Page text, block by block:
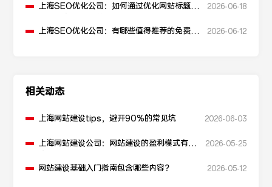
上海SEO优化公司：如何通过优化网站标题提
2026-06-18
上海SEO优化公司：有哪些值得推荐的免费
2026-06-12
相关动态
上海网站建设tips，避开90%的常见坑 2026-06-03
上海网站建设公司：网站建设的盈利模式有哪
2026-05-25
网站建设基础入门指南包含哪些内容？ 2026-05-12